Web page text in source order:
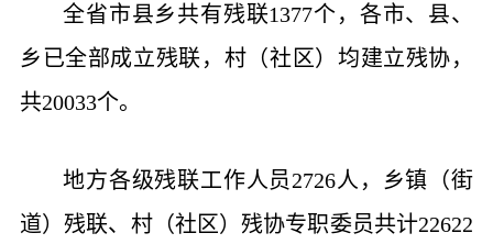
全省市县乡共有残联1377个，各市、县、
乡已全部成立残联，村（社区）均建立残协，
共20033个。
地方各级残联工作人员2726人，乡镇（街
道）残联、村（社区）残协专职委员共计22622